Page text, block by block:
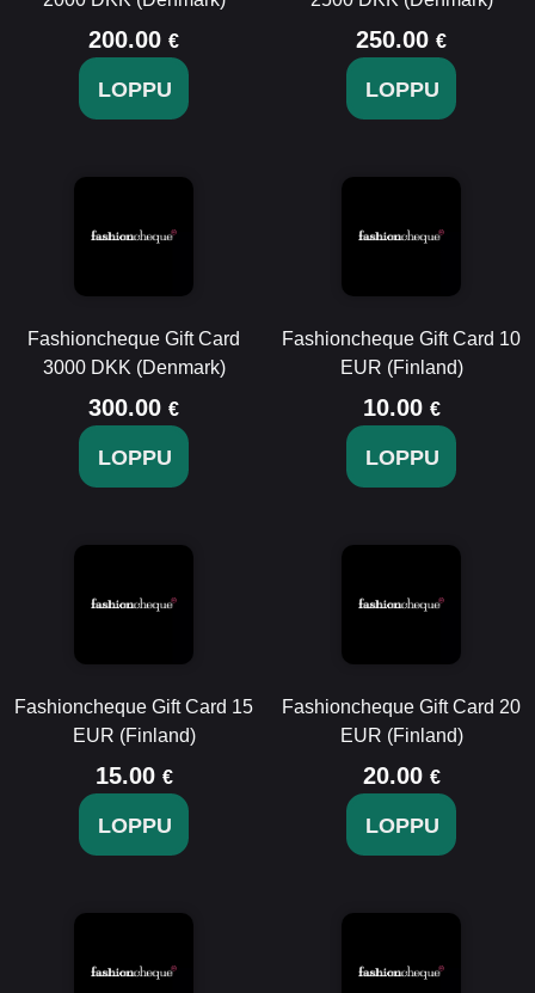
200.00 €
LOPPU
250.00 €
LOPPU
Fashioncheque Gift Card
3000 DKK (Denmark)
300.00 €
LOPPU
Fashioncheque Gift Card 10
EUR (Finland)
10.00 €
LOPPU
Fashioncheque Gift Card 15
EUR (Finland)
15.00 €
LOPPU
Fashioncheque Gift Card 20
EUR (Finland)
20.00 €
LOPPU